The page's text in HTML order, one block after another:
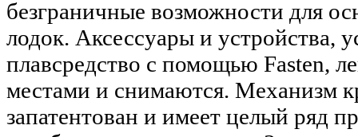
безграничные возможности для
лодок. Аксессуары и устройства,
плавсредство с помощью Fasten,
местами и снимаются. Механизм
запатентован и имеет целый ряд